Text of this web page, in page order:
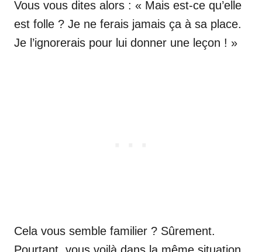
Vous vous dites alors : « Mais est-ce qu’elle
est folle ? Je ne ferais jamais ça à sa place.
Je l’ignorerais pour lui donner une leçon ! »
Cela vous semble familier ? Sûrement.